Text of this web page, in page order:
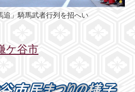
追」騎馬武者行列を招へい
ケ谷市